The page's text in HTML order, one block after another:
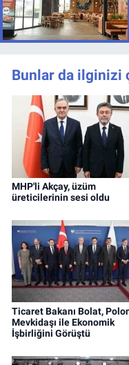
Bunlar da ilginizi
MHP'li Akçay, üzüm
üreticilerinin sesi oldu
Ticaret Bakanı Bolat,
Mevkidaşı ile Ekonomik
İşbirliğini Görüştü